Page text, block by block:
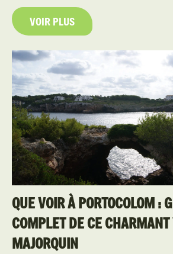
VOIR PLUS
QUE VOIR À PORTOCOLOM :
COMPLET DE CE
MAJORQUIN